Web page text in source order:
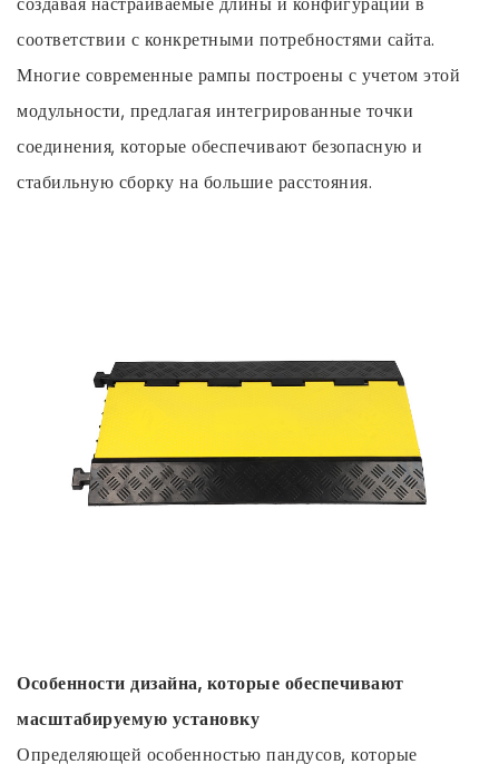
создавая настраиваемые длины и конфигурации в
соответствии с конкретными потребностями сайта.
Многие современные рампы построены с учетом этой
модульности, предлагая интегрированные точки
соединения, которые обеспечивают безопасную и
стабильную сборку на большие расстояния.
Особенности дизайна, которые обеспечивают
масштабируемую установку
Определяющей особенностью пандусов, которые